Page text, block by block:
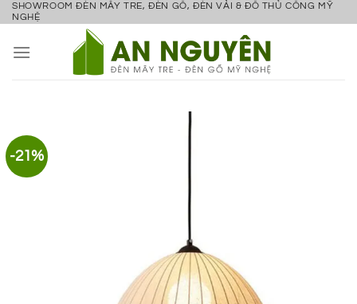
Bỏ
nội
SHOWROOM ĐÈN MÂY TRE, ĐÈN GỖ, ĐÈN VẢI & ĐỒ THỦ CÔNG MỸ
NGHỆ
-21%